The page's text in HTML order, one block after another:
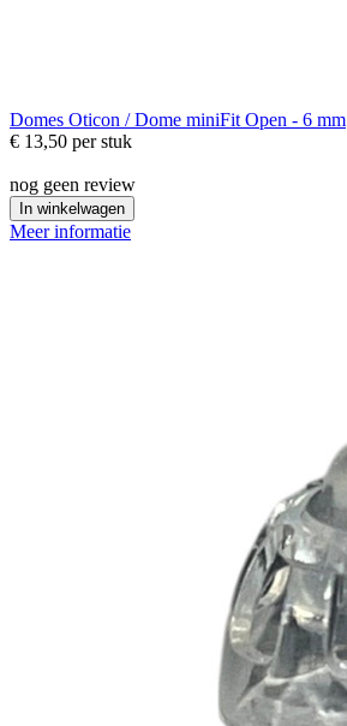
Domes Oticon / Dome miniFit Open - 6 mm
€ 13,50 per stuk
nog geen review
In winkelwagen
Meer informatie